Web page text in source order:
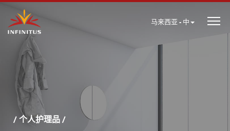
马来西亚 - 中
/ 个人护理品 /